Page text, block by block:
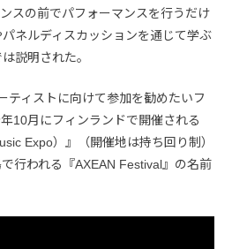
スの前でパフォーマンスを行うだけ
ネルディスカッションを通じて学ぶ
説明された。
ティストに向けて参加を勧めたいフ
10月にフィンランドで開催される
Expo）』（開催地は持ち回り制）
行われる『AXEAN Festival』の名前